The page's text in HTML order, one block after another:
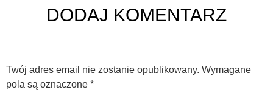
DODAJ KOMENTARZ
Twój adres email nie zostanie opublikowany. Wymagane
pola są oznaczone *